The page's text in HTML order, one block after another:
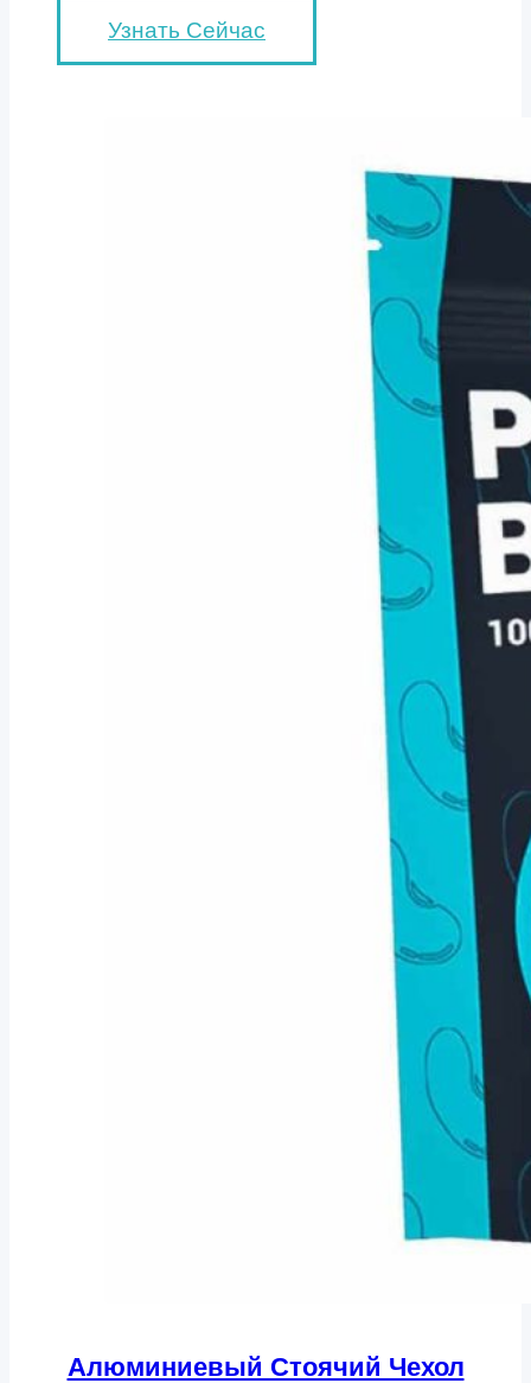
Узнать Сейчас
Алюминиевый Стоячий Чехол